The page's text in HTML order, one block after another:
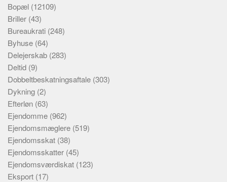
Bopæl (12109)
Briller (43)
Bureaukrati (248)
Byhuse (64)
Delejerskab (283)
Deltid (9)
Dobbeltbeskatningsaftale (303)
Dykning (2)
Efterløn (63)
Ejendomme (962)
Ejendomsmæglere (519)
Ejendomsskat (38)
Ejendomsskatter (45)
Ejendomsværdiskat (123)
Eksport (17)